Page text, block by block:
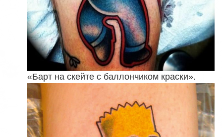
«Барт на скейте с баллончиком краски».